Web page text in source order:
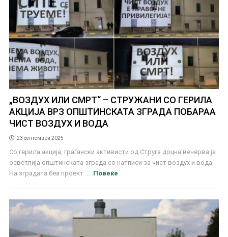
„ВОЗДУХ ИЛИ СМРТ“ – СТРУЖАНИ СО ГЕРИЛА
АКЦИЈА ВРЗ ОПШТИНСКАТА ЗГРАДА ПОБАРАА
ЧИСТ ВОЗДУХ И ВОДА
23 септември 2025
Со герила акција, граѓански активисти од Струга доцна вечерва ја
осветлија општинската зграда со натписи за чист воздух и вода.
На зградата беа проект ...
Повеќе